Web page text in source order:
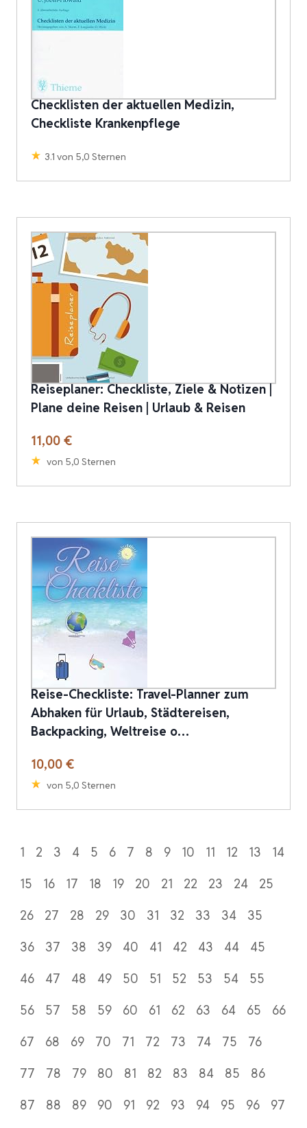
Checklisten der aktuellen Medizin,
Checkliste Krankenpflege
3.1 von 5,0 Sternen
Reiseplaner: Checkliste, Ziele & Notizen |
Plane deine Reisen | Urlaub & Reisen
11,00 €
von 5,0 Sternen
Reise-Checkliste: Travel-Planner zum
Abhaken für Urlaub, Städtereisen,
Backpacking, Weltreise o…
10,00 €
von 5,0 Sternen
1 2 3 4 5 6 7 8 9 10 11 12 13
14
15
16 17 18 19 20 21 22 23 24
25
26
27 28 29 30 31 32 33 34
35
36
37 38 39 40 41 42 43 44
45
46
47 48 49 50 51 52 53 54
55
56
57 58 59 60 61 62 63 64 65
66
67
68 69 70 71 72 73 74 75
76
77
78 79 80 81 82 83 84 85
86
87
88 89 90 91 92 93 94 95 96
97